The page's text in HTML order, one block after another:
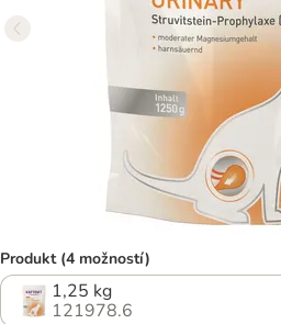
Produkt (4 možností)
1,25 kg
121978.6